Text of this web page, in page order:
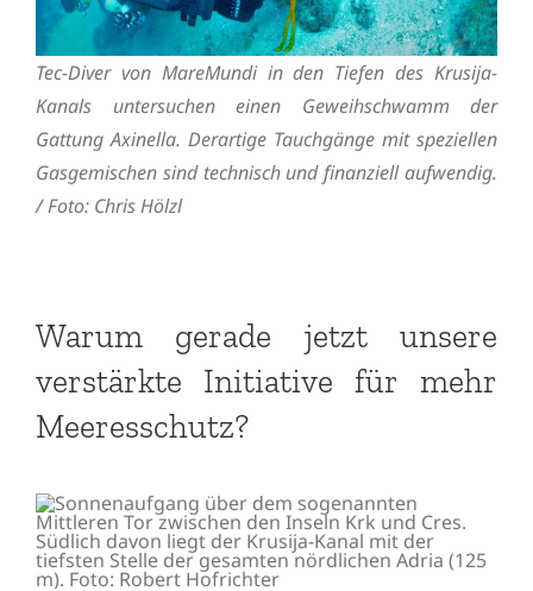
Tec-Diver von MareMundi in den Tiefen des Krusija-
Kanals untersuchen einen Geweihschwamm der
Gattung Axinella. Derartige Tauchgänge mit speziellen
Gasgemischen sind technisch und finanziell aufwendig.
/ Foto: Chris Hölzl
Warum gerade jetzt unsere
verstärkte Initiative für mehr
Meeresschutz?